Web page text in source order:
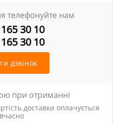
телефонуйте нам
30 10
30 10
дзвінок
при отриманні
доставки оплачується